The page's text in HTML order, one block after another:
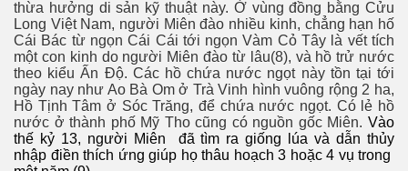
thừa hưởng di sản kỹ thuật này. Ở vùng đồng bằng Cửu
Long Việt Nam, người Miên đào nhiều kinh, chẳng hạn hố
Cái Bác từ ngọn Cái Cái tới ngọn Vàm Cỏ Tây là vết tích
một con kinh do người Miên đào từ lâu(8), và hồ trử nước
theo kiểu Ấn Độ. Các hồ chứa nước ngọt này tồn tại tới
ngày nay như Ao Bà Om ở Trà Vinh hình vuông rộng 2 ha,
Hồ Tịnh Tâm ở Sóc Trăng, để chứa nước ngọt. Có lẻ hồ
nước ở thành phố Mỹ Tho cũng có nguồn gốc Miên. Vào
thế kỷ 13, người Miên đã tìm ra giống lúa và dẫn thủy
nhập điền thích ứng giúp họ thâu hoạch 3 hoặc 4 vụ trong